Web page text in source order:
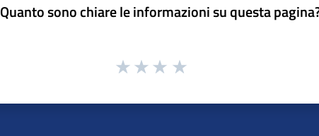
Quanto sono chiare le informazioni su questa